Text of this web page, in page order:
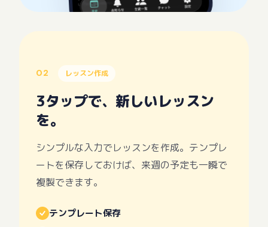
02 レッスン作成
3タップで、新しいレッスン
を。
シンプルな入力でレッスンを作成。テンプレ
ートを保存しておけば、来週の予定も一瞬で
複製できます。
テンプレート保存